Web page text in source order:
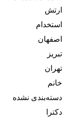
ارتش
استخدام
اصفهان
تبریز
تهران
خانم
دسته‌بندی نشده
دکترا